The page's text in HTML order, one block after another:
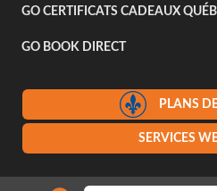
GO CERTIFICATS CADEAUX
GO BOOK DIRECT
PLANS
SERVICES